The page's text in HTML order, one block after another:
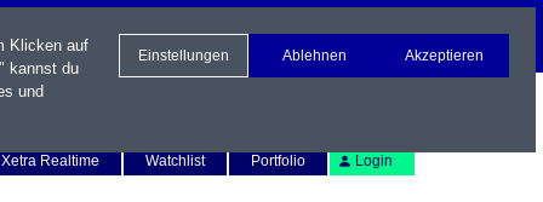
Xetra Realtime
Watchlist Portfolio Login
Klicken auf
kannst du
und
Einstellungen Ablehnen Akzeptieren